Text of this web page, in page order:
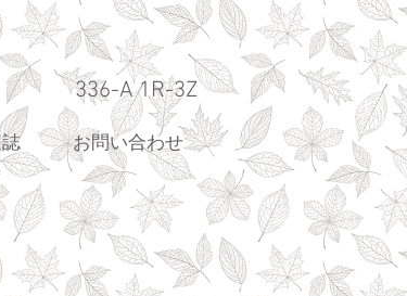
336-A 1R-3Z
お問い合わせ